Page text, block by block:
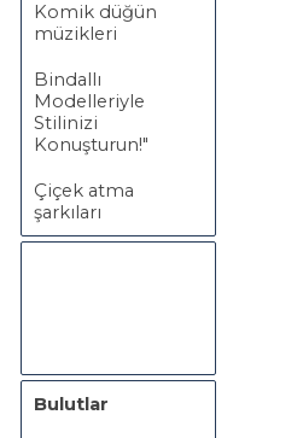
Komik düğün
müzikleri
Bindallı
Modelleriyle
Stilinizi
Konuşturun!"
Çiçek atma
şarkıları
Bulutlar